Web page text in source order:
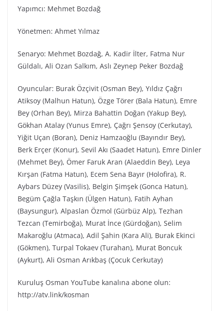
Yapımcı: Mehmet Bozdağ
Yönetmen: Ahmet Yılmaz
Senaryo: Mehmet Bozdağ, A. Kadir İlter, Fatma Nur
Güldalı, Ali Ozan Salkım, Aslı Zeynep Peker Bozdağ
Oyuncular: Burak Özçivit (Osman Bey), Yıldız Çağrı
Atiksoy (Malhun Hatun), Özge Törer (Bala Hatun), Emre
Bey (Orhan Bey), Mirza Bahattin Doğan (Yakup Bey),
Gökhan Atalay (Yunus Emre), Çağrı Şensoy (Cerkutay),
Yiğit Uçan (Boran), Deniz Hamzaoğlu (Bayındır Bey),
Berk Erçer (Konur), Sevil Akı (Saadet Hatun), Emre Dinler
(Mehmet Bey), Ömer Faruk Aran (Alaeddin Bey), Leya
Kırşan (Fatma Hatun), Ecem Sena Bayır (Holofira), R.
Aybars Düzey (Vasilis), Belgin Şimşek (Gonca Hatun),
Begüm Çağla Taşkın (Ülgen Hatun), Fatih Ayhan
(Baysungur), Alpaslan Özmol (Gürbüz Alp), Tezhan
Tezcan (Temirboğa), Murat İnce (Gürdoğan), Selim
Makaroğlu (Atmaca), Adil Şahin (Kara Ali), Burak Ekinci
(Gökmen), Turpal Tokaev (Turahan), Murat Boncuk
(Aykurt), Ali Osman Arıkbaş (Çocuk Cerkutay)
Kuruluş Osman YouTube kanalına abone olun:
http://atv.link/kosman